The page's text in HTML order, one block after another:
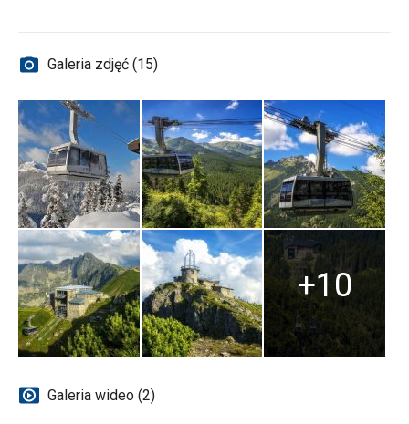
Galeria zdjęć (15)
+10
Galeria wideo (2)